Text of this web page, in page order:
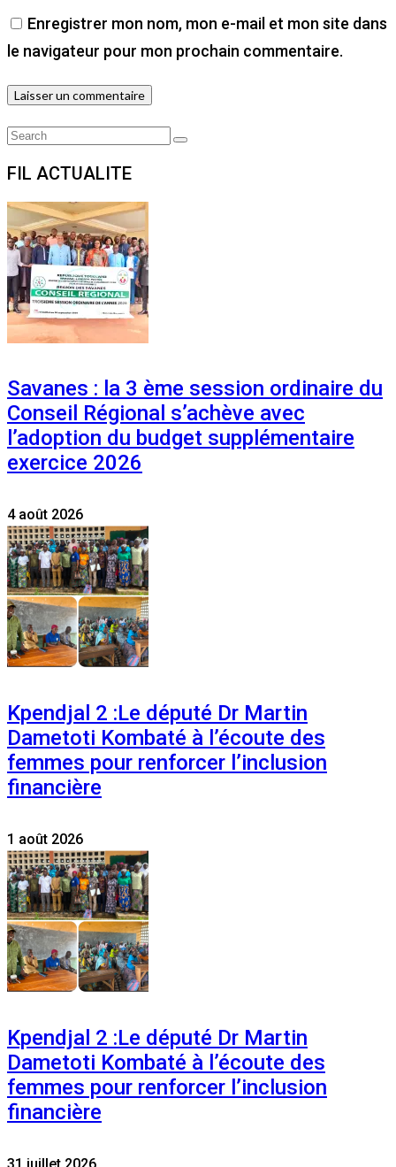
Enregistrer mon nom, mon e-mail et mon site dans
le navigateur pour mon prochain commentaire.
Search
Search
FIL ACTUALITE
Savanes : la 3 ème session ordinaire du
Conseil Régional s’achève avec
l’adoption du budget supplémentaire
exercice 2026
4 août 2026
Kpendjal 2 :Le député Dr Martin
Dametoti Kombaté à l’écoute des
femmes pour renforcer l’inclusion
financière
1 août 2026
Kpendjal 2 :Le député Dr Martin
Dametoti Kombaté à l’écoute des
femmes pour renforcer l’inclusion
financière